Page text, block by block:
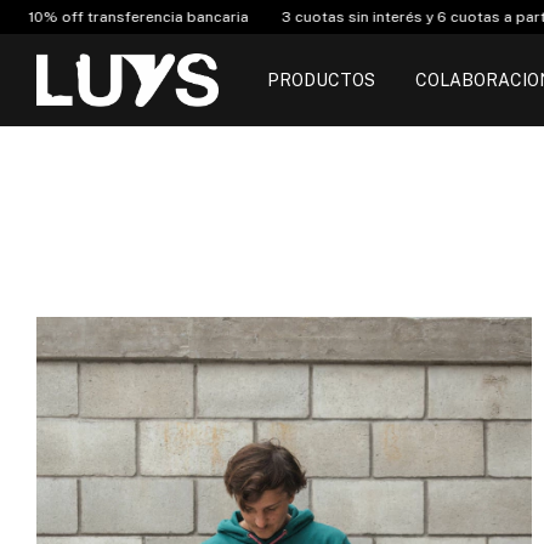
a partir de $150.000 Envió Gratis compras superior a $150.000
PRODUCTOS